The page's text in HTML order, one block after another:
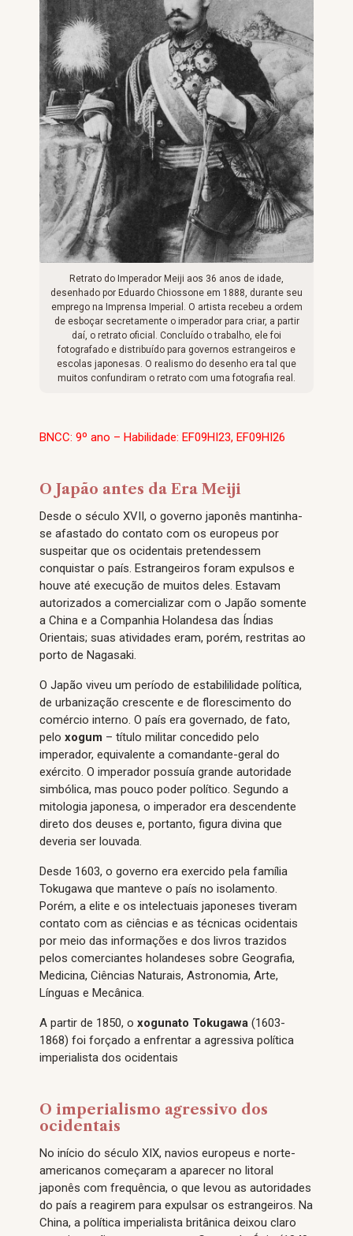
Retrato do Imperador Meiji aos 36 anos de idade,
desenhado por Eduardo Chiossone em 1888, durante seu
emprego na Imprensa Imperial. O artista recebeu a ordem
de esboçar secretamente o imperador para criar, a partir
daí, o retrato oficial. Concluído o trabalho, ele foi
fotografado e distribuído para governos estrangeiros e
escolas japonesas. O realismo do desenho era tal que
muitos confundiram o retrato com uma fotografia real.
BNCC: 9º ano – Habilidade: EF09HI23, EF09HI26
O Japão antes da Era Meiji
Desde o século XVII, o governo japonês mantinha-
se afastado do contato com os europeus por
suspeitar que os ocidentais pretendessem
conquistar o país. Estrangeiros foram expulsos e
houve até execução de muitos deles. Estavam
autorizados a comercializar com o Japão somente
a China e a Companhia Holandesa das Índias
Orientais; suas atividades eram, porém, restritas ao
porto de Nagasaki.
O Japão viveu um período de estabililidade política,
de urbanização crescente e de florescimento do
comércio interno. O país era governado, de fato,
pelo xogum – título militar concedido pelo
imperador, equivalente a comandante-geral do
exército. O imperador possuía grande autoridade
simbólica, mas pouco poder político. Segundo a
mitologia japonesa, o imperador era descendente
direto dos deuses e, portanto, figura divina que
deveria ser louvada.
Desde 1603, o governo era exercido pela família
Tokugawa que manteve o país no isolamento.
Porém, a elite e os intelectuais japoneses tiveram
contato com as ciências e as técnicas ocidentais
por meio das informações e dos livros trazidos
pelos comerciantes holandeses sobre Geografia,
Medicina, Ciências Naturais, Astronomia, Arte,
Línguas e Mecânica.
A partir de 1850, o xogunato Tokugawa (1603-
1868) foi forçado a enfrentar a agressiva política
imperialista dos ocidentais
O imperialismo agressivo dos
ocidentais
No início do século XIX, navios europeus e norte-
americanos começaram a aparecer no litoral
japonês com frequência, o que levou as autoridades
do país a reagirem para expulsar os estrangeiros. Na
China, a política imperialista britânica deixou claro